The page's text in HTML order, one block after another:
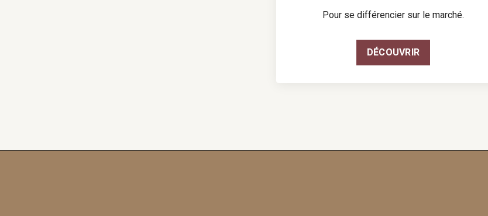
Pour se différencier sur le marché.
DÉCOUVRIR